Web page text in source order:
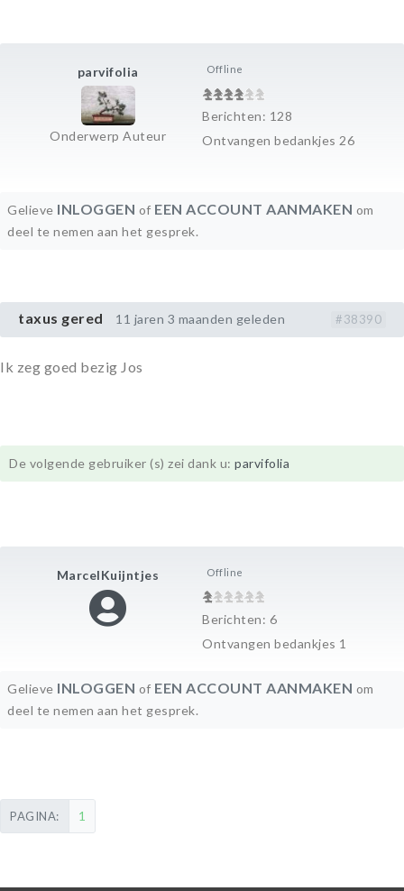
parvifolia
Onderwerp Auteur
Offline
Berichten: 128
Ontvangen bedankjes 26
Gelieve INLOGGEN of EEN ACCOUNT AANMAKEN om
deel te nemen aan het gesprek.
taxus gered 11 jaren 3 maanden geleden #38390
MarcelKuijntjes Offline
Berichten: 6
Ontvangen bedankjes 1
Ik zeg goed bezig Jos
De volgende gebruiker (s) zei dank u: parvifolia
Gelieve INLOGGEN of EEN ACCOUNT AANMAKEN om
deel te nemen aan het gesprek.
PAGINA: 1